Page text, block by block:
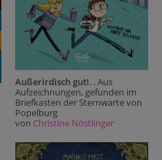
Außerirdisch gut!. . Aus
Aufzeichnungen, gefunden im
Briefkasten der Sternwarte von
Popelburg
von Christine Nöstlinger